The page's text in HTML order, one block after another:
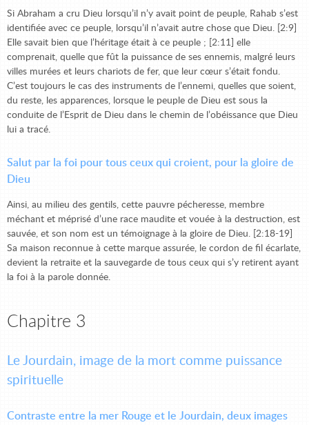
Si Abraham a cru Dieu lorsqu’il n’y avait point de peuple, Rahab s’est
identifiée avec ce peuple, lorsqu’il n’avait autre chose que Dieu. [2:9]
Elle savait bien que l’héritage était à ce peuple ; [2:11] elle
comprenait, quelle que fût la puissance de ses ennemis, malgré leurs
villes murées et leurs chariots de fer, que leur cœur s’était fondu.
C’est toujours le cas des instruments de l’ennemi, quelles que soient,
du reste, les apparences, lorsque le peuple de Dieu est sous la
conduite de l’Esprit de Dieu dans le chemin de l’obéissance que Dieu
lui a tracé.
Salut par la foi pour tous ceux qui croient, pour la gloire de
Dieu
Ainsi, au milieu des gentils, cette pauvre pécheresse, membre
méchant et méprisé d’une race maudite et vouée à la destruction, est
sauvée, et son nom est un témoignage à la gloire de Dieu. [2:18-19]
Sa maison reconnue à cette marque assurée, le cordon de fil écarlate,
devient la retraite et la sauvegarde de tous ceux qui s’y retirent ayant
la foi à la parole donnée.
Chapitre 3
Le Jourdain, image de la mort comme puissance
spirituelle
Contraste entre la mer Rouge et le Jourdain, deux images